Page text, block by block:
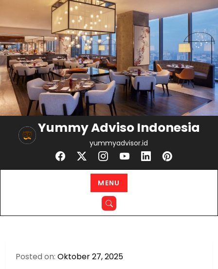
content
Yummy Adviso Indonesia
yummyadvisor.id
MENU
Posted on: Oktober 27, 2025